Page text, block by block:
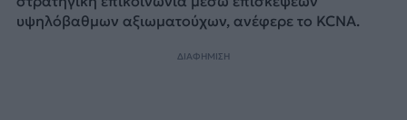
υψηλόβαθμων αξιωματούχων, ανέφερε το KCNA.
ΔΙΑΦΗΜΙΣΗ